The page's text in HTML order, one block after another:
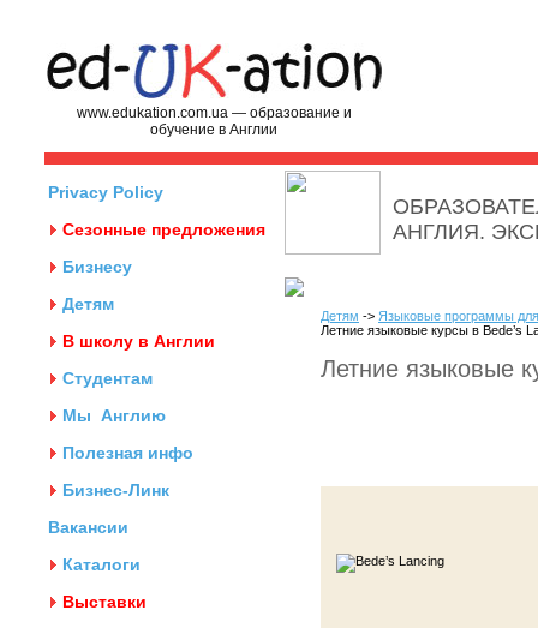
www.edukation.com.ua — образование и
обучение в Англии
Privacy Policy
Сезонные предложения
Бизнесу
Детям
В школу в Англии
Студентам
Мы Англию
Полезная инфо
Бизнес-Линк
Вакансии
Каталоги
Выставки
АНГЛИЯ.
Детям -> Языковые программы
Летние языковые курсы в Bede’s
Летние языковые